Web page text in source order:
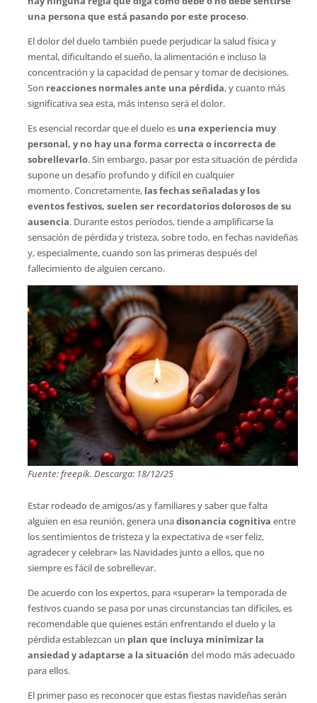
una persona que está pasando por este proceso.
El dolor del duelo también puede perjudicar la salud física y
mental, dificultando el sueño, la alimentación e incluso la
concentración y la capacidad de pensar y tomar de decisiones.
Son reacciones normales ante una pérdida, y cuanto más
significativa sea esta, más intenso será el dolor.
Es esencial recordar que el duelo es una experiencia muy
personal, y no hay una forma correcta o incorrecta de
sobrellevarlo. Sin embargo, pasar por esta situación de pérdida
supone un desafío profundo y difícil en cualquier
momento. Concretamente, las fechas señaladas y los
eventos festivos, suelen ser recordatorios dolorosos de su
ausencia. Durante estos períodos, tiende a amplificarse la
sensación de pérdida y tristeza, sobre todo, en fechas navideñas
y, especialmente, cuando son las primeras después del
fallecimiento de alguien cercano.
Fuente: freepik. Descarga: 18/12/25
Estar rodeado de amigos/as y familiares y saber que falta
alguien en esa reunión, genera unadisonancia cognitiva entre
los sentimientos de tristeza y la expectativa de «ser feliz,
agradecer y celebrar» las Navidades junto a ellos, que no
siempre es fácil de sobrellevar.
De acuerdo con los expertos, para «superar» la temporada de
festivos cuando se pasa por unas circunstancias tan difíciles, es
recomendable que quienes están enfrentando el duelo y la
pérdida establezcan un plan que incluya minimizar la
ansiedad y adaptarse a la situación del modo más adecuado
para ellos.
El primer paso es reconocer que estas fiestas navideñas serán